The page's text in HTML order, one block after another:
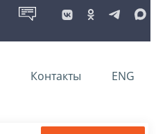
Контакты ENG